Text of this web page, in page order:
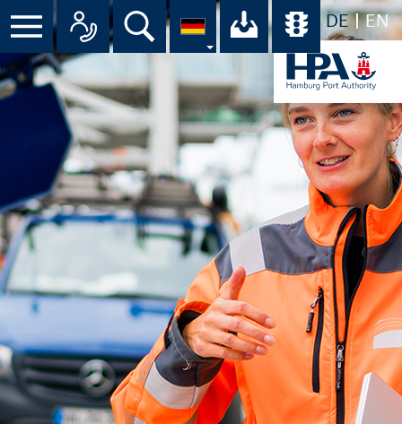
DE EN
Menü Alle Ansprechpartner im
Suche Ihr Download-